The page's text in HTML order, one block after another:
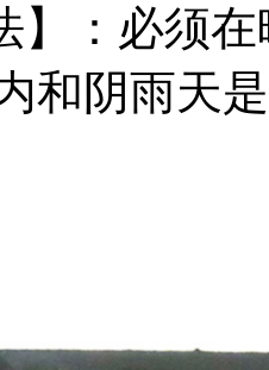
】：必须
和阴雨天